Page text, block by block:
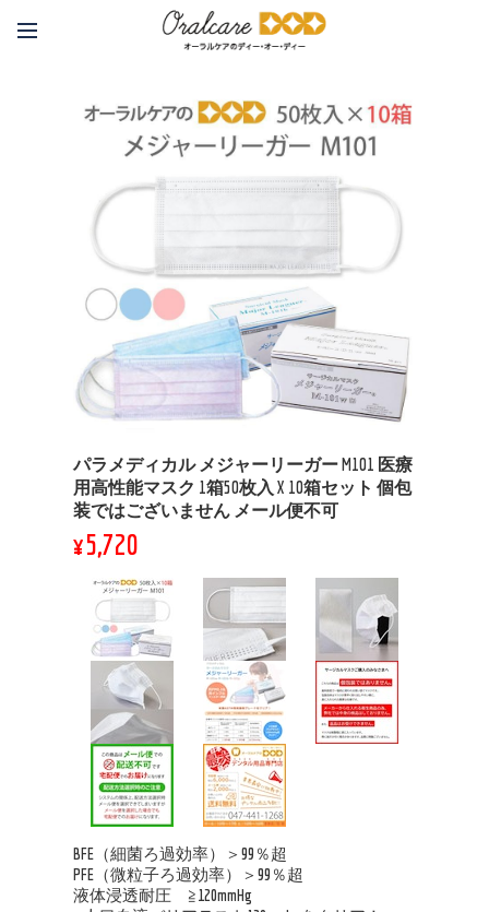
パラメディカル メジャーリーガー M101 医療
用高性能マスク 1箱50枚入 X 10箱セット 個包
装ではございません メール便不可
¥5,720
BFE（細菌ろ過効率）＞99％超
PFE（微粒子ろ過効率）＞99％超
液体浸透耐圧 ≧120mmHg